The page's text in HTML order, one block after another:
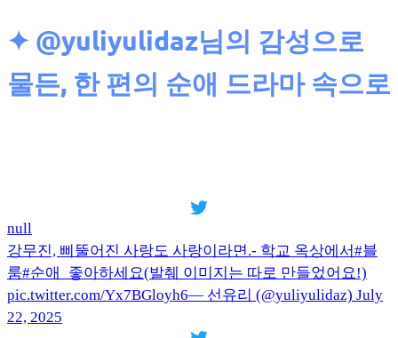
✦ @yuliyulidaz님의 감성으로
물든, 한 편의 순애 드라마 속으로
null
강무진, 삐뚤어진 사랑도 사랑이라면.- 학교 옥상에서#블
룸#순애_좋아하세요(발췌 이미지는 따로 만들었어요!)
pic.twitter.com/Yx7BGloyh6— 선유리 (@yuliyulidaz) July
22, 2025